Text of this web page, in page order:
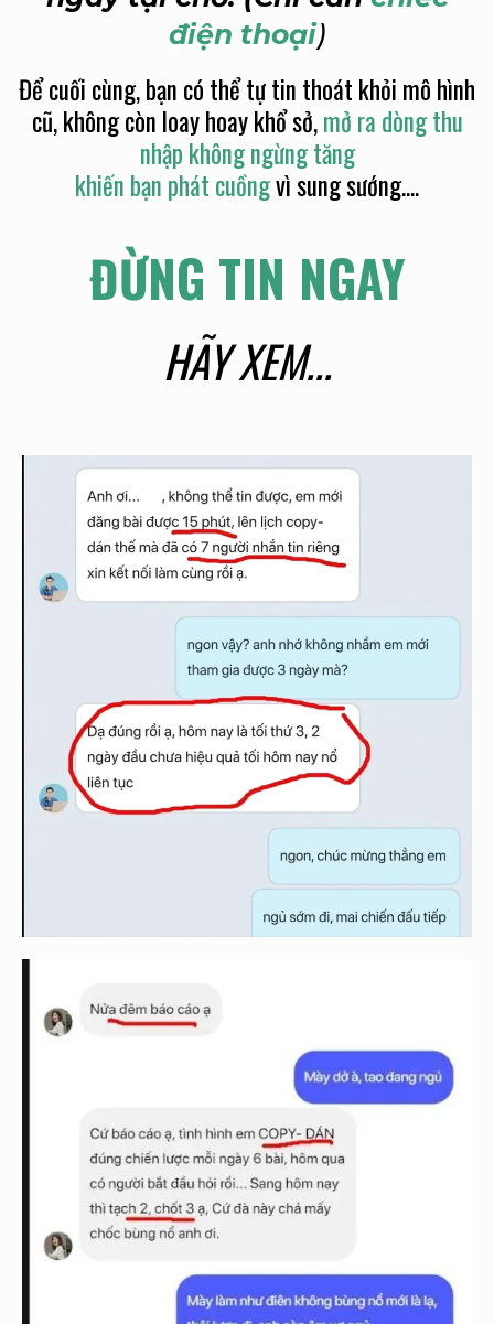
điện thoại)
Để cuối cùng, bạn có thể tự tin thoát khỏi mô hình
cũ, không còn loay hoay khổ sở,mở ra dòng thu
nhập không ngừng tăng
khiến bạn phát cuồngvì sung sướng....
ĐỪNG TIN NGAY
HÃY XEM...